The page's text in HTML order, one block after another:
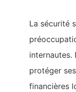
La sécurité
protéger
financières